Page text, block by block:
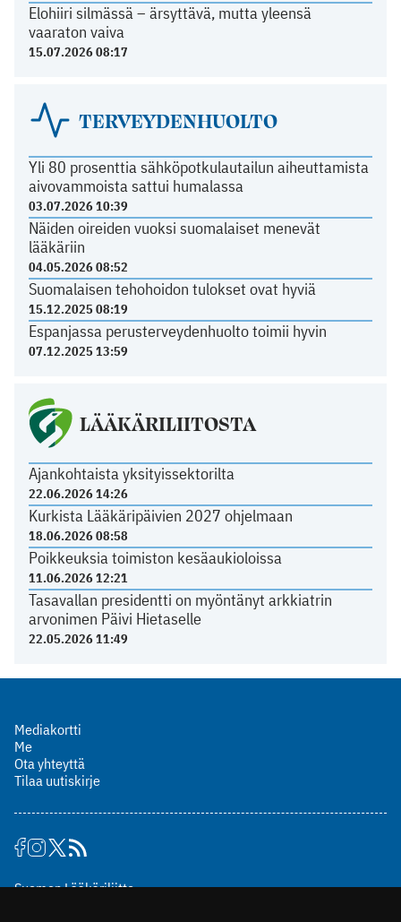
Elohiiri silmässä – ärsyttävä, mutta yleensä
vaaraton vaiva
15.07.2026 08:17
TERVEYDENHUOLTO
Yli 80 prosenttia sähköpotkulautailun aiheuttamista
aivovammoista sattui humalassa
03.07.2026 10:39
Näiden oireiden vuoksi suomalaiset menevät
lääkäriin
04.05.2026 08:52
Suomalaisen tehohoidon tulokset ovat hyviä
15.12.2025 08:19
Espanjassa perusterveydenhuolto toimii hyvin
07.12.2025 13:59
LÄÄKÄRILIITOSTA
Ajankohtaista yksityissektorilta
22.06.2026 14:26
Kurkista Lääkäripäivien 2027 ohjelmaan
18.06.2026 08:58
Poikkeuksia toimiston kesäaukioloissa
11.06.2026 12:21
Tasavallan presidentti on myöntänyt arkkiatrin
arvonimen Päivi Hietaselle
22.05.2026 11:49
Mediakortti
Me
Ota yhteyttä
Tilaa uutiskirje
Suomen Lääkäriliitto